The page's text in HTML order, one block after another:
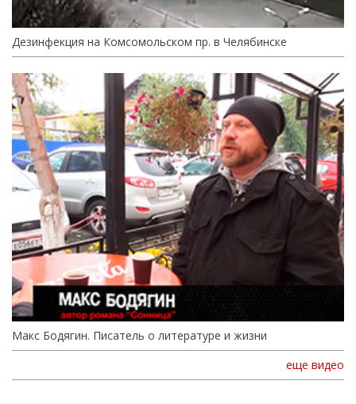
Дезинфекция на Комсомольском пр. в Челябинске
Макс Бодягин. Писатель о литературе и жизни
еще видео